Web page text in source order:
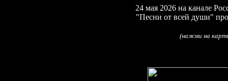
24 мая 2026 на канале
"Песни от всей души"
(нажми на